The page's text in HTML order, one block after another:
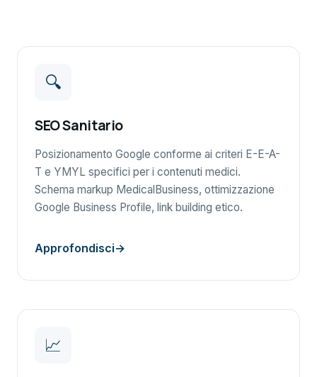
🔍
SEO Sanitario
Posizionamento Google conforme ai criteri E-E-A-
T e YMYL specifici per i contenuti medici.
Schema markup MedicalBusiness, ottimizzazione
Google Business Profile, link building etico.
Approfondisci
📈